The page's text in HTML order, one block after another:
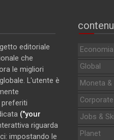
editoriale
che
le migliori
L'utente è
("your
riguarda
impostando le
Economia
Global
Moneta
Corporate
Jobs &
Planet